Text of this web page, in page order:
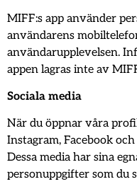
MIFF:s app använder
användarens
användarupplevelsen.
appen lagras inte av
Sociala media
När du öppnar våra
Instagram, Facebook
Dessa media har sina
personuppgifter som du